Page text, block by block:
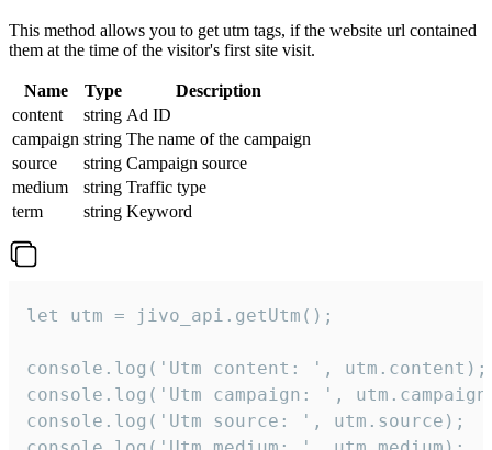
This method allows you to get utm tags, if the website url contained
them at the time of the visitor's first site visit.
Name Type
Description
content
string Ad ID
campaign string The name of the campaign
source
string Campaign source
medium
string Traffic type
term
string Keyword
let utm = jivo_api.getUtm();
console.log('Utm content: ', utm.content);
console.log('Utm campaign: ',
console.log('Utm source: ', utm.source);